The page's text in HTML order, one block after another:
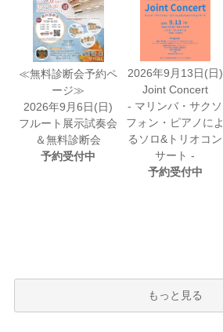
≪無料診断会予約ペ
ージ≫
2026年9月6日(日)
フルート展示試奏会
＆無料診断会
予約受付中
2026年9月13日(日)
Joint Concert
- マリンバ・サクソ
フォン・ピアノによ
るソロ&トリオコン
サート -
予約受付中
もっと見る